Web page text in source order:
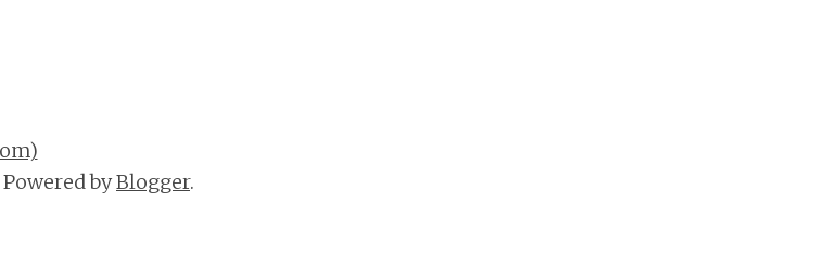
Powered byBlogger.